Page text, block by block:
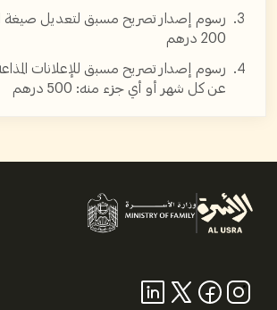
رسوم إصدار تصريح مسبق لتعديل صيغة
200 درهم
رسوم إصدار تصريح مسبق للإعلانات
عن كل شهر أو أي جزء منه: 500 درهم